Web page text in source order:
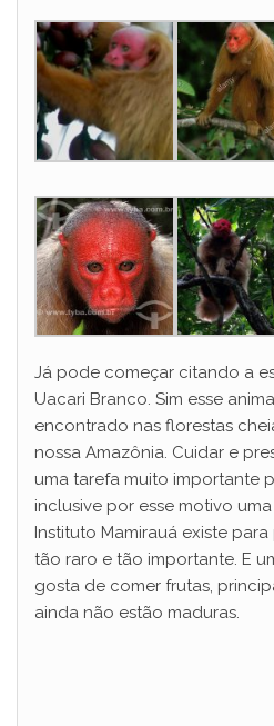
Já pode começar citando a
Uacari Branco. Sim esse
encontrado nas florestas
nossa Amazônia. Cuidar e
uma tarefa muito importante
inclusive por esse motivo
Instituto Mamirauá existe
tão raro e tão importante. E
gosta de comer frutas,
ainda não estão maduras.